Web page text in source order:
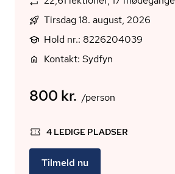
Tirsdag 18. august, 2026
Hold nr.: 8226204039
Kontakt: Sydfyn
800 kr. /person
4 LEDIGE PLADSER
Tilmeld nu